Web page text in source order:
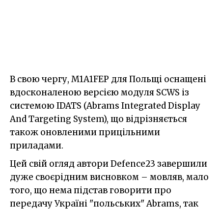
В свою чергу, M1A1FEP для Польщі оснащені
вдосконаленою версією модуля SCWS із
системою IDATS (Abrams Integrated Display
And Targeting System), що відрізняється
також оновленими прицільними
приладами.
Цей свій огляд автори Defence23 завершили
дуже своєрідним висновком – мовляв, мало
того, що нема підстав говорити про
передачу Україні "польських" Abrams, так